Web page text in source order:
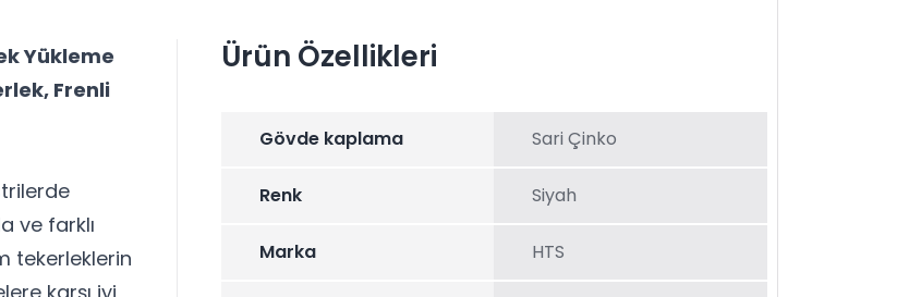
Yükleme
Frenli
ve farklı
tekerleklerin
Ürün Özellikleri
Gövde kaplama Sari Çinko
Renk Siyah
Marka HTS